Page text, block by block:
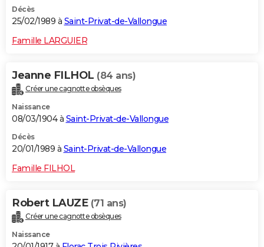
Décès
25/02/1989 à Saint-Privat-de-Vallongue
Famille LARGUIER
Jeanne FILHOL (84 ans)
Créer une cagnotte obsèques
Naissance
08/03/1904 à Saint-Privat-de-Vallongue
Décès
20/01/1989 à Saint-Privat-de-Vallongue
Famille FILHOL
Robert LAUZE (71 ans)
Créer une cagnotte obsèques
Naissance